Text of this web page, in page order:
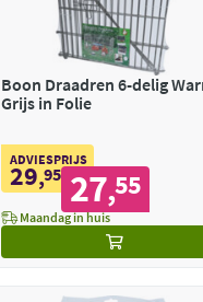
Boon Draadren 6-delig
Grijs in Folie
ADVIESPRIJS
29,95 27,55
Maandag in huis